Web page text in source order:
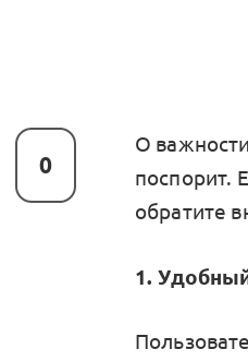
0
О
поспорит.
обратите
1.